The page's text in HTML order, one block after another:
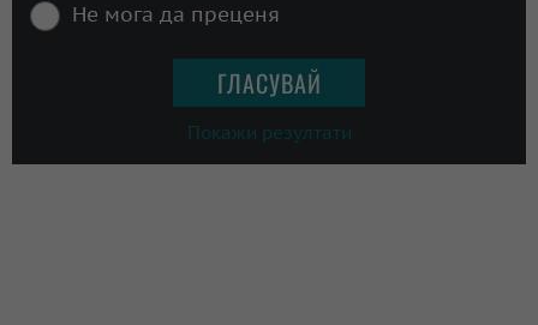
Не мога да преценя
Покажи резултати